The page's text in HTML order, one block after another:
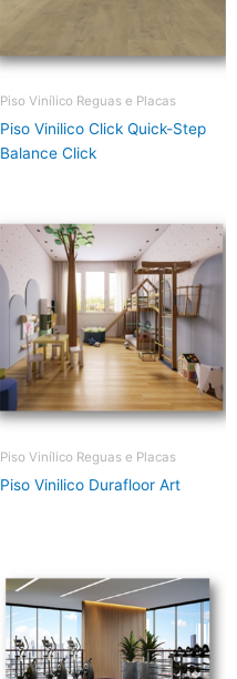
Piso Vinílico Reguas e Placas
Piso Vinilico Click Quick-Step
Balance Click
Piso Vinílico Reguas e Placas
Piso Vinilico Durafloor Art